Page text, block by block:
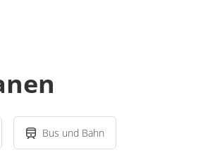
Bus und Bahn